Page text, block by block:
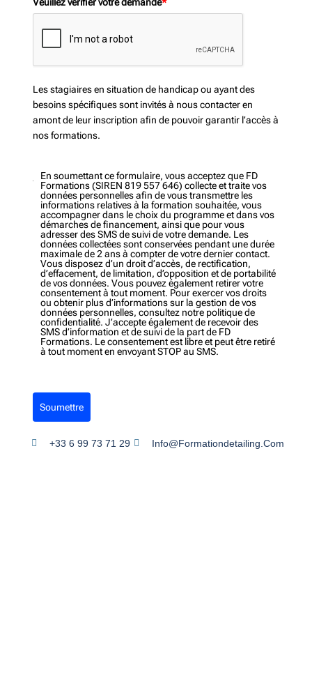
Les stagiaires en situation de handicap ou ayant des
besoins spécifiques sont invités à nous contacter en
amont de leur inscription afin de pouvoir garantir l’accès à
nos formations.
En soumettant ce formulaire, vous acceptez que FD
Formations (SIREN 819 557 646) collecte et traite vos
données personnelles afin de vous transmettre les
informations relatives à la formation souhaitée, vous
accompagner dans le choix du programme et dans vos
démarches de financement, ainsi que pour vous
adresser des SMS de suivi de votre demande. Les
données collectées sont conservées pendant une durée
maximale de 2 ans à compter de votre dernier contact.
Vous disposez d’un droit d’accès, de rectification,
d’effacement, de limitation, d’opposition et de portabilité
de vos données. Vous pouvez également retirer votre
consentement à tout moment. Pour exercer vos droits
ou obtenir plus d’informations sur la gestion de vos
données personnelles, consultez notre politique de
confidentialité. J’accepte également de recevoir des
SMS d’information et de suivi de la part de FD
Formations. Le consentement est libre et peut être retiré
à tout moment en envoyant STOP au SMS.
Soumettre
+33 6 99 73 71 29 Info@formationdetailing.com